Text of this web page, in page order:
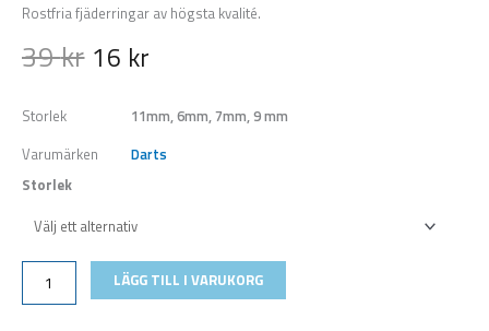
Rostfria fjäderringar av högsta kvalité.
39kr 16 kr
Storlek
11mm, 6mm, 7mm, 9 mm
Varumärken
Darts
Storlek
Split
mängd
LÄGG TILL I VARUKORG